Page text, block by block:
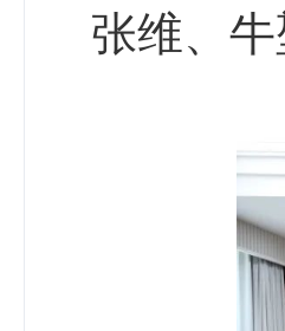
张维、